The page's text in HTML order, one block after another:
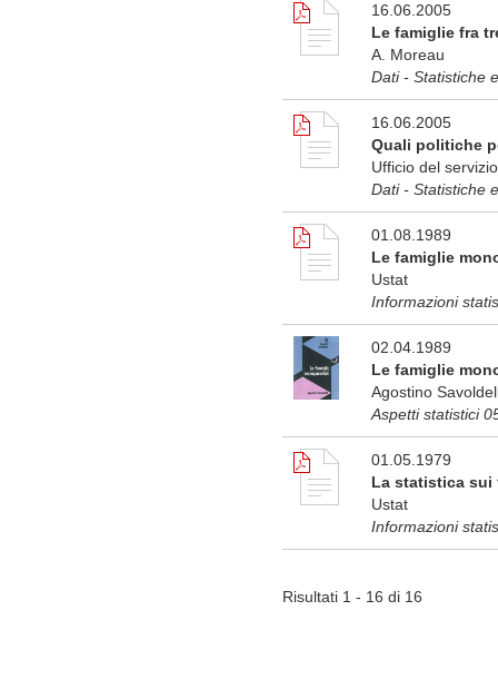
16.06.2005
Le famiglie fra
A. Moreau
Dati - Statistiche
16.06.2005
Quali politiche
Ufficio del
Dati - Statistiche
01.08.1989
Le famiglie
Ustat
Informazioni
02.04.1989
Le famiglie
Agostino
Aspetti statistici
01.05.1979
La statistica sui
Ustat
Informazioni
Risultati 1 - 16 di 16